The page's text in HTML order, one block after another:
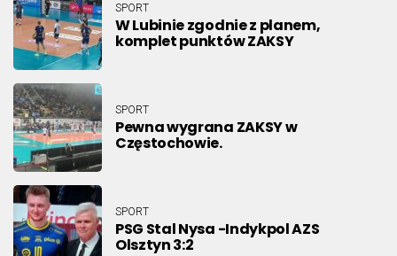
SPORT
W Lubinie zgodnie z planem,
komplet punktów ZAKSY
SPORT
Pewna wygrana ZAKSY w
Częstochowie.
SPORT
PSG Stal Nysa -Indykpol AZS
Olsztyn 3:2